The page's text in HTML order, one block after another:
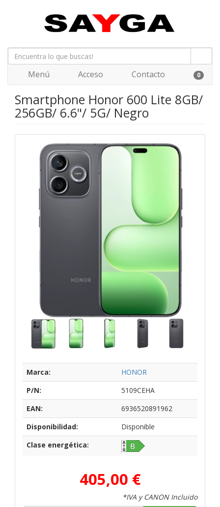
Menú Acceso Contacto 0
Smartphone Honor 600 Lite 8GB/
256GB/ 6.6"/ 5G/ Negro
Marca:
HONOR
P/N:
5109CEHA
EAN:
6936520891962
Disponibilidad:
Disponible
Clase energética:
405,00 €
*IVA y CANON Incluido